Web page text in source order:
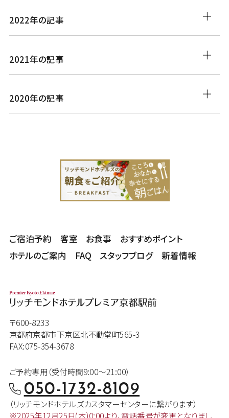
2022年の記事
2021年の記事
2020年の記事
ご宿泊予約 客室 お食事
おすすめポイント
ホテルのご案内
FAQ スタッフブログ 新着情報
〒600-8233
京都府京都市下京区北不動堂町565-3
FAX:075-354-3678
ご予約専用（受付時間9:00～21:00）
050-1732-8109
（リッチモンドホテルズカスタマーセンターに繋がります）
※2025年12月25日(木)0:00より、電話番号が変更となりまし